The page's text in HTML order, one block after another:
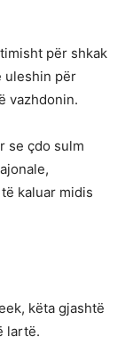
për shkak
uleshin për
vazhdonin.
se çdo sulm
kaluar midis
këta gjashtë
lartë.